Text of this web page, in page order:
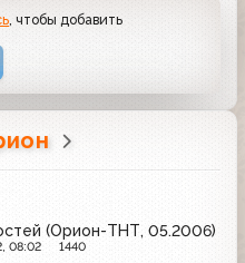
, чтобы добавить
(Орион-ТНТ, 05.2006)
08:02 1440